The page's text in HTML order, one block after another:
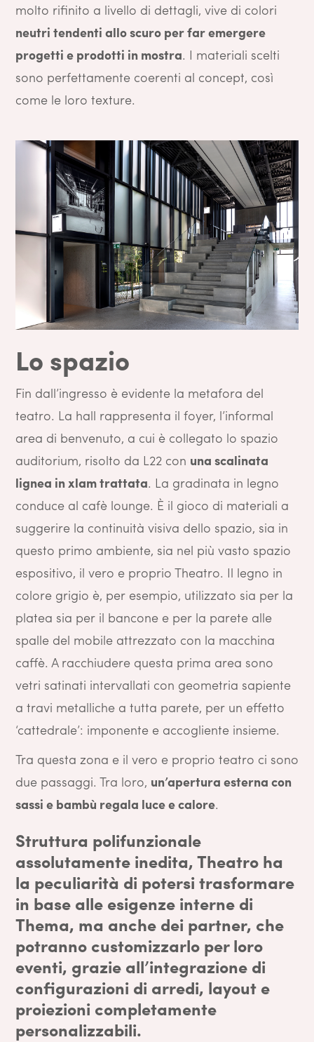
molto rifinito a livello di dettagli, vive di colori
neutri tendenti allo scuro per far emergere
progetti e prodotti in mostra. I materiali scelti
sono perfettamente coerenti al concept, così
come le loro texture.
Lo spazio
Fin dall’ingresso è evidente la metafora del
teatro. La hall rappresenta il foyer, l’informal
area di benvenuto, a cui è collegato lo spazio
auditorium, risolto da L22 con una scalinata
lignea in xlam trattata. La gradinata in legno
conduce al cafè lounge. È il gioco di materiali a
suggerire la continuità visiva dello spazio, sia in
questo primo ambiente, sia nel più vasto spazio
espositivo, il vero e proprio Theatro. Il legno in
colore grigio è, per esempio, utilizzato sia per la
platea sia per il bancone e per la parete alle
spalle del mobile attrezzato con la macchina
caffè. A racchiudere questa prima area sono
vetri satinati intervallati con geometria sapiente
a travi metalliche a tutta parete, per un effetto
‘cattedrale’: imponente e accogliente insieme.
Tra questa zona e il vero e proprio teatro ci sono
due passaggi. Tra loro, un’apertura esterna con
sassi e bambù regala luce e calore.
Struttura polifunzionale
assolutamente inedita, Theatro ha
la peculiarità di potersi trasformare
in base alle esigenze interne di
Thema, ma anche dei partner, che
potranno customizzarlo per loro
eventi, grazie all’integrazione di
configurazioni di arredi, layout e
proiezioni completamente
personalizzabili.